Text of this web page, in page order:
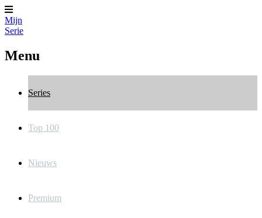
Mijn
Serie
Menu
Series
Top 100
Nieuws
Premium